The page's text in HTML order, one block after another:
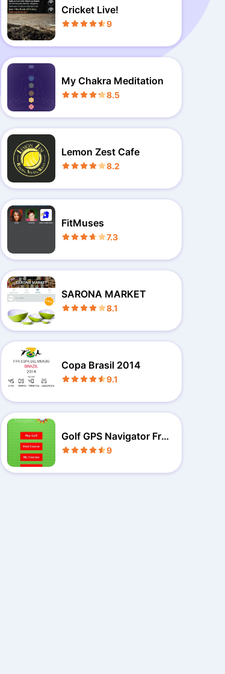
Cricket Live!
9
My Chakra Meditation
8.5
Lemon Zest Cafe
8.2
FitMuses
7.3
SARONA MARKET
8.1
Copa Brasil 2014
9.1
Golf GPS Navigator Fre
e Trial
9